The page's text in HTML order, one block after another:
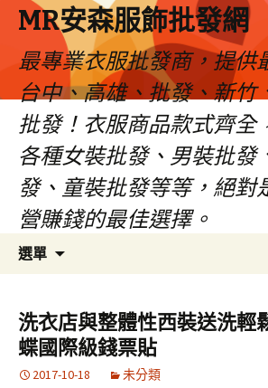
MR安森服飾批發網
最專業衣服批發商，提供
台中、高雄、批發、新竹
批發！衣服商品款式齊全
各種女裝批發、男裝批發
發、童裝批發等等，絕對
營賺錢的最佳選擇。
選單
容
區
洗衣店與整體性西裝送洗輕
蝶國際級錢票貼
2017-10-18 未分類